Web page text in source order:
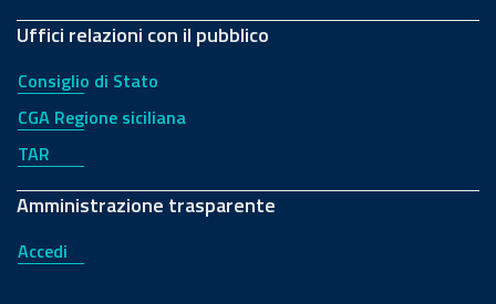
Uffici relazioni con il pubblico
Consiglio di Stato
CGA Regione siciliana
TAR
Amministrazione trasparente
Accedi